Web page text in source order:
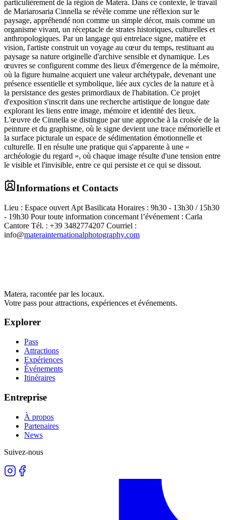
particulièrement de la région de Matera. Dans ce contexte, le travail
de Mariarosaria Cinnella se révèle comme une réflexion sur le
paysage, appréhendé non comme un simple décor, mais comme un
organisme vivant, un réceptacle de strates historiques, culturelles et
anthropologiques. Par un langage qui entrelace signe, matière et
vision, l'artiste construit un voyage au cœur du temps, restituant au
paysage sa nature originelle d'archive sensible et dynamique. Les
œuvres se configurent comme des lieux d'émergence de la mémoire,
où la figure humaine acquiert une valeur archétypale, devenant une
présence essentielle et symbolique, liée aux cycles de la nature et à
la persistance des gestes primordiaux de l'habitation. Ce projet
d'exposition s'inscrit dans une recherche artistique de longue date
explorant les liens entre image, mémoire et identité des lieux.
L'œuvre de Cinnella se distingue par une approche à la croisée de la
peinture et du graphisme, où le signe devient une trace mémorielle et
la surface picturale un espace de sédimentation émotionnelle et
culturelle. Il en résulte une pratique qui s'apparente à une «
archéologie du regard », où chaque image résulte d'une tension entre
le visible et l'invisible, entre ce qui persiste et ce qui se dissout.
Informations et Contacts
Lieu : Espace ouvert Apt Basilicata Horaires : 9h30 - 13h30 / 15h30
- 19h30 Pour toute information concernant l’événement : Carla
Cantore Tél. : +39 3482774207 Courriel :
info@materainternationalphotography.com
Matera, racontée par les locaux.
Votre pass pour attractions, expériences et événements.
Explorer
Pass
Attractions
Expériences
Événements
Itinéraires
Entreprise
À propos
Partenaires
News
Suivez-nous